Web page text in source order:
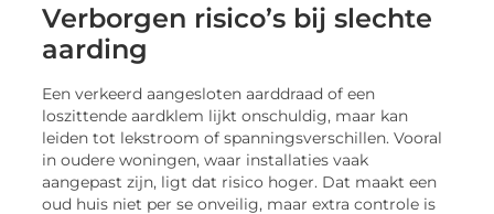
Verborgen risico’s bij slechte
aarding
Een verkeerd aangesloten aarddraad of een
loszittende aardklem lijkt onschuldig, maar kan
leiden tot lekstroom of spanningsverschillen. Vooral
in oudere woningen, waar installaties vaak
aangepast zijn, ligt dat risico hoger. Dat maakt een
oud huis niet per se onveilig, maar extra controle is